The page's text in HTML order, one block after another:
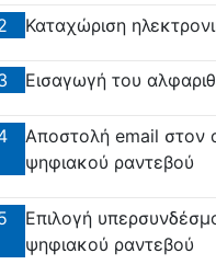
Καταχώριση
Εισαγωγή του
Αποστολή email στον
ψηφιακού ραντεβού
Επιλογή
ψηφιακού ραντεβού